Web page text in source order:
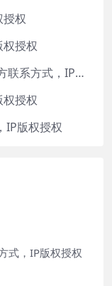
授权
授权
PUPU ALIENS（噗噗星人）版权方联系方式，IP版权授权
授权
IP版权授权
式，IP版权授权